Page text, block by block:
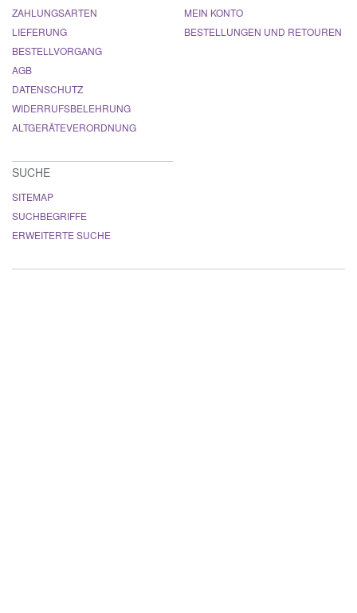
ZAHLUNGSARTEN
LIEFERUNG
BESTELLVORGANG
AGB
DATENSCHUTZ
WIDERRUFSBELEHRUNG
ALTGERÄTEVERORDNUNG
MEIN KONTO
BESTELLUNGEN UND RETOUREN
SUCHE
SITEMAP
SUCHBEGRIFFE
ERWEITERTE SUCHE